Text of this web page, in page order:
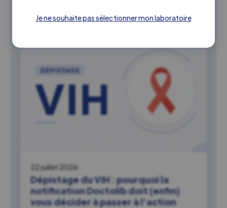
Je ne souhaite pas sélectionner mon laboratoire
intéresser
22 juillet 2026
Dépistage du VIH : pourquoi la
notification Doctolib doit (enfin)
vous décider à passer à l’action